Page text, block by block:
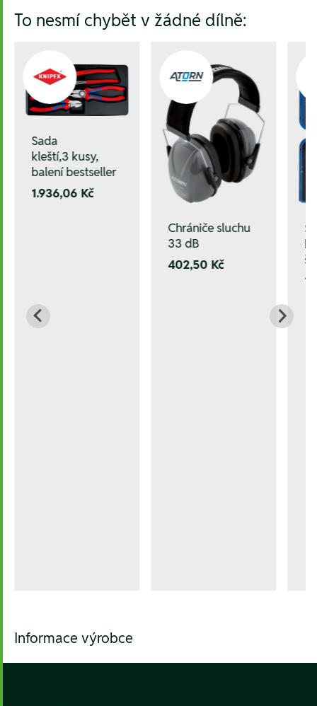
To nesmí chybět v žádné dílně:
Sada
kleští,3 kusy,
balení bestseller
1.936,06 Kč
Chrániče sluchu
33 dB
402,50 Kč
Informace výrobce
Footer